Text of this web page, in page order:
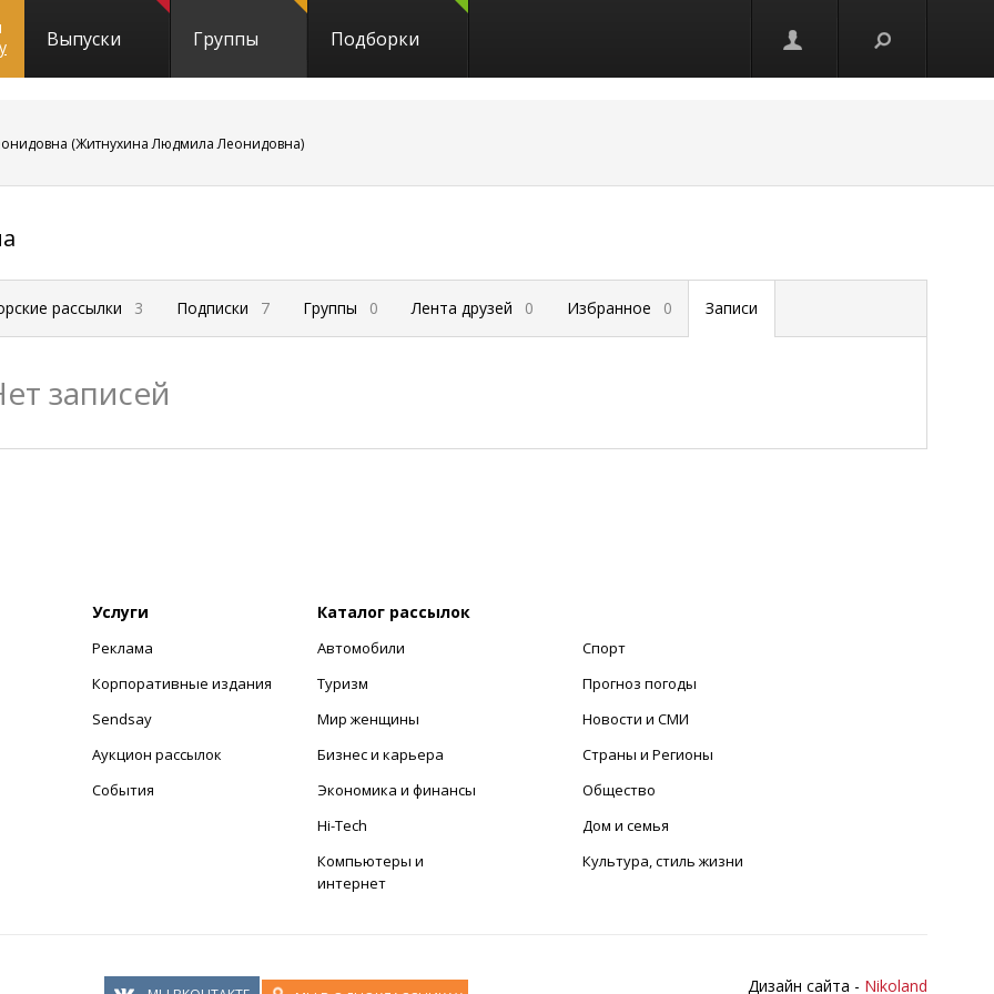
Выпуски Группы Подборки
(Житнухина Людмила Леонидовна)
рассылки 3 Подписки 7 Группы 0 Лента друзей 0 Избранное 0 Записи
записей
Услуги
Реклама
Корпоративные издания
Sendsay
Аукцион рассылок
События
Каталог рассылок
Автомобили
Туризм
Мир женщины
Бизнес и карьера
Экономика и финансы
Hi-Tech
Компьютеры и
интернет
Спорт
Прогноз погоды
Новости и СМИ
Страны и Регионы
Общество
Дом и семья
Культура, стиль жизни
Дизайн сайта - Nikoland